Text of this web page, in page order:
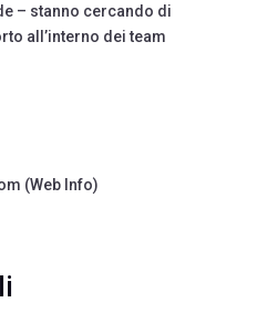
– stanno cercando di
all’interno dei team
(Web Info)